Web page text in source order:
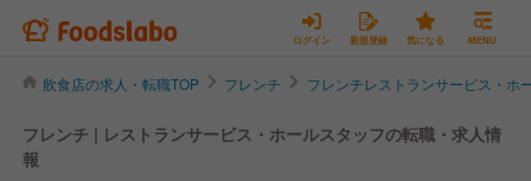
ログイン 新規登録 気になる MENU
飲食店の求人・転職TOP フレンチ フレンチレストランサービス・ホ
フレンチ | レストランサービス・ホールスタッフの転職・求人情
報